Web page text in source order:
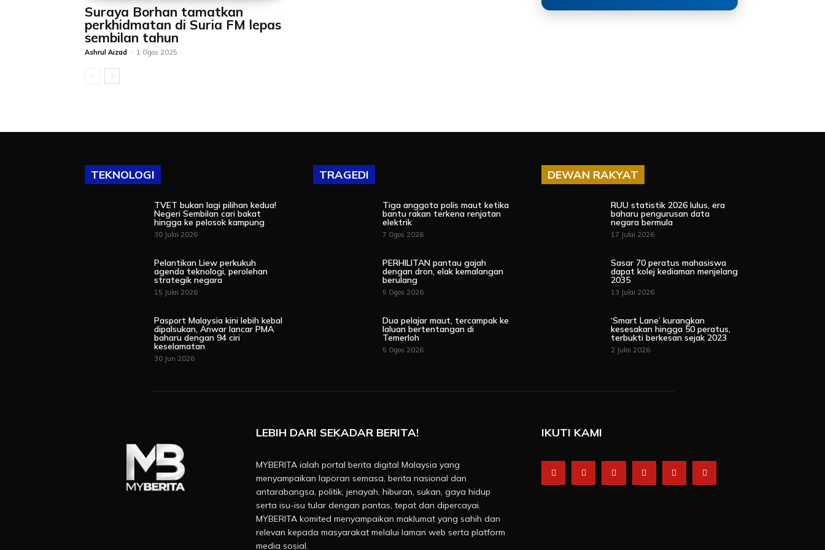
Suraya Borhan tamatkan
perkhidmatan di Suria FM lepas
sembilan tahun
Ashrul Aizad - 1 Ogos 2025
TEKNOLOGI
TVET bukan lagi pilihan kedua!
Negeri Sembilan cari bakat
hingga ke pelosok kampung
30 Julai 2026
Pelantikan Liew perkukuh
agenda teknologi, perolehan
strategik negara
15 Julai 2026
Pasport Malaysia kini lebih kebal
dipalsukan, Anwar lancar PMA
baharu dengan 94 ciri
keselamatan
30 Jun 2026
TRAGEDI
Tiga anggota polis maut ketika
bantu rakan terkena renjatan
elektrik
7 Ogos 2026
PERHILITAN pantau gajah
dengan dron, elak kemalangan
berulang
5 Ogos 2026
Dua pelajar maut, tercampak ke
laluan bertentangan di
Temerloh
5 Ogos 2026
DEWAN RAKYAT
RUU statistik 2026 lulus, era
baharu pengurusan data
negara bermula
17 Julai 2026
Sasar 70 peratus mahasiswa
dapat kolej kediaman menjelang
2035
13 Julai 2026
‘Smart Lane’ kurangkan
kesesakan hingga 50 peratus,
terbukti berkesan sejak 2023
2 Julai 2026
LEBIH DARI SEKADAR BERITA!
MYBERITA ialah portal berita digital Malaysia yang
menyampaikan laporan semasa, berita nasional dan
antarabangsa, politik, jenayah, hiburan, sukan, gaya hidup
serta isu-isu tular dengan pantas, tepat dan dipercayai.
MYBERITA komited menyampaikan maklumat yang sahih dan
relevan kepada masyarakat melalui laman web serta platform
media sosial.
IKUTI KAMI